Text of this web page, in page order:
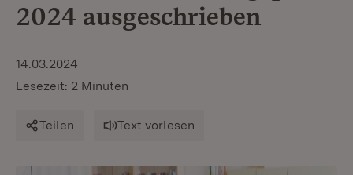
2024 ausgeschrieben
14.03.2024
Lesezeit: 2 Minuten
Teilen Text vorlesen